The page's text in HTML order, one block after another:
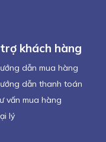
khách hàng
dẫn mua hàng
dẫn thanh toán
vấn mua hàng
lý